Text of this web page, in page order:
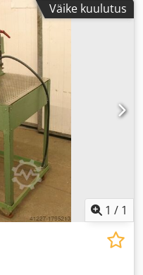
Väike kuulutus
1 / 1